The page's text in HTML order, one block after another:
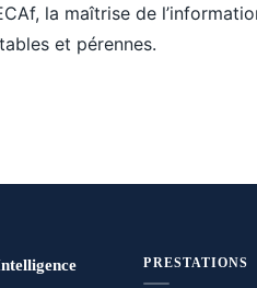
la maîtrise de
et pérennes.
PRESTATIONS